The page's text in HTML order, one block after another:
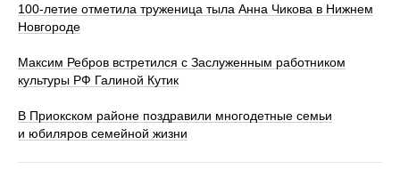
100‑летие отметила труженица тыла Анна Чикова в Нижнем
Новгороде
Максим Ребров встретился с Заслуженным работником
культуры РФ Галиной Кутик
В Приокском районе поздравили многодетные семьи
и юбиляров семейной жизни